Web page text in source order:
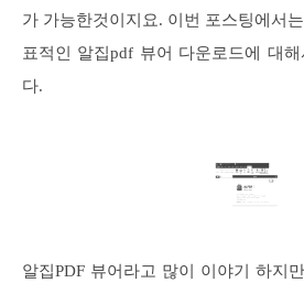
가 가능한것이지요. 이번 포스팅에서
표적인 알집pdf 뷰어 다운로드에 대해
다.
알집PDF 뷰어라고 많이 이야기 하지